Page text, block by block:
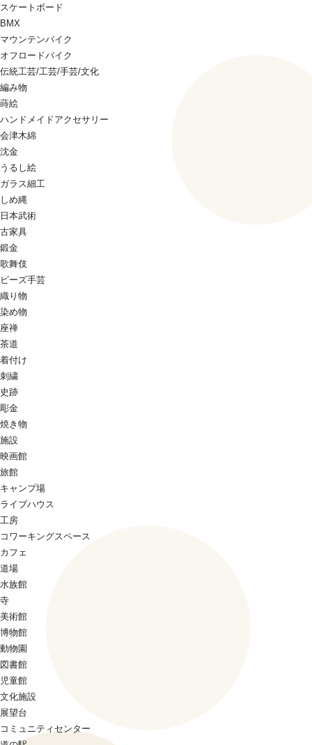
スケートボード
BMX
マウンテンバイク
オフロードバイク
伝統工芸/工芸/手芸/文化
編み物
蒔絵
ハンドメイドアクセサリー
会津木綿
沈金
うるし絵
ガラス細工
しめ縄
日本武術
古家具
鍛金
歌舞伎
ビーズ手芸
織り物
染め物
座禅
茶道
着付け
刺繍
史跡
彫金
焼き物
施設
映画館
旅館
キャンプ場
ライブハウス
工房
コワーキングスペース
カフェ
道場
水族館
寺
美術館
博物館
動物園
図書館
児童館
文化施設
展望台
コミュニティセンター